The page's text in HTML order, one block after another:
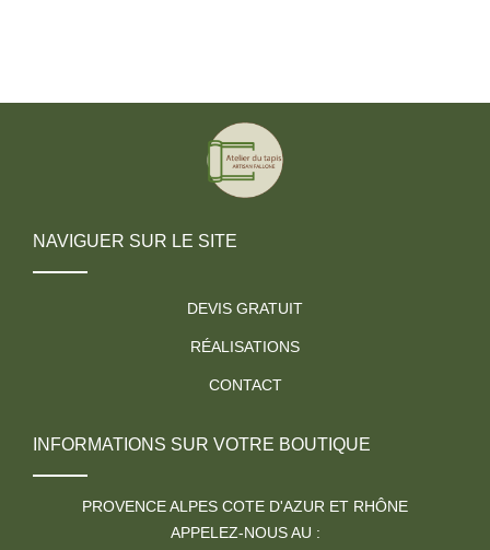
NAVIGUER SUR LE SITE
DEVIS GRATUIT
RÉALISATIONS
CONTACT
INFORMATIONS SUR VOTRE BOUTIQUE
PROVENCE ALPES COTE D'AZUR ET RHÔNE
APPELEZ-NOUS AU :